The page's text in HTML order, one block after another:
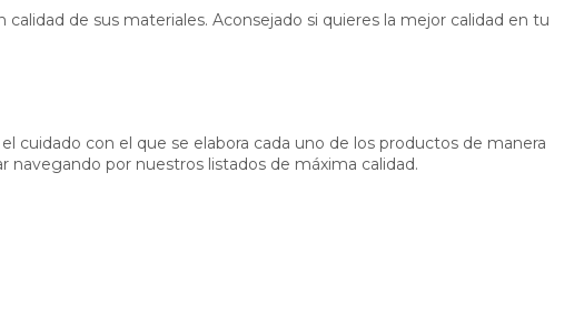
de sus materiales. Aconsejado si quieres la mejor calidad en tu
cuidado con el que se elabora cada uno de los productos de manera
navegando por nuestros listados de máxima calidad.